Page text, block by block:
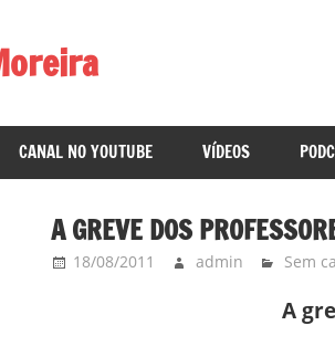
CANAL NO YOUTUBE VÍDEOS
A GREVE DOS
18/08/2011 admin Sem
A